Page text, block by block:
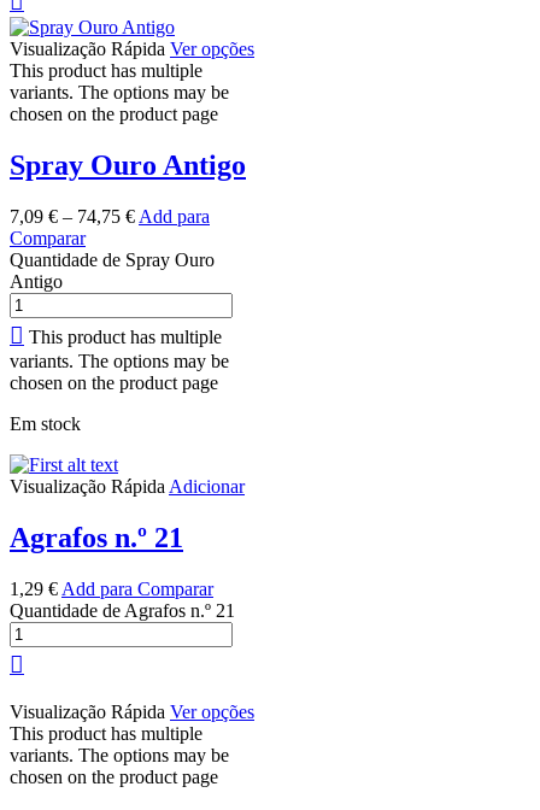
Visualização Rápida Ver opções
This product has multiple
variants. The options may be
chosen on the product page
Spray Ouro Antigo
7,09 € – 74,75 € Add para
Comparar
Quantidade de Spray Ouro
Antigo
This product has multiple
variants. The options may be
chosen on the product page
Em stock
Visualização Rápida Adicionar
Agrafos n.º 21
1,29 € Add para Comparar
Quantidade de Agrafos n.º 21
Visualização Rápida Ver opções
This product has multiple
variants. The options may be
chosen on the product page